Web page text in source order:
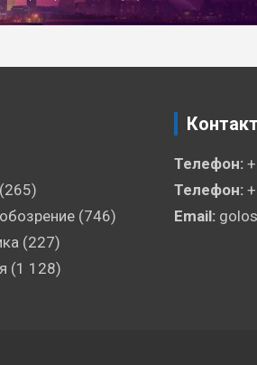
(746)
(227)
(1 128)
Телефон:
Телефон:
Email: